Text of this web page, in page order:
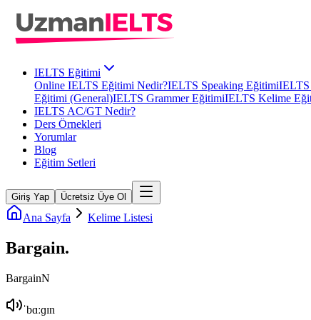
IELTS Eğitimi
Online IELTS Eğitimi Nedir?IELTS Speaking Eğitimi
Eğitimi (General)IELTS Grammer EğitimiIELTS Kelime
IELTS AC/GT Nedir?
Ders Örnekleri
Yorumlar
Blog
Eğitim Setleri
Giriş Yap Ücretsiz Üye Ol
Ana Sayfa Kelime Listesi
Bargain.
BargainN
ˈbɑːɡɪn